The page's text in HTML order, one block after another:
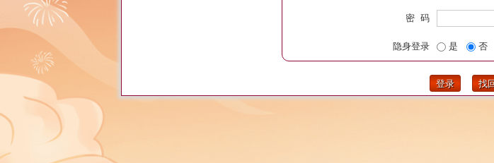
密 码
隐身登录 是 否